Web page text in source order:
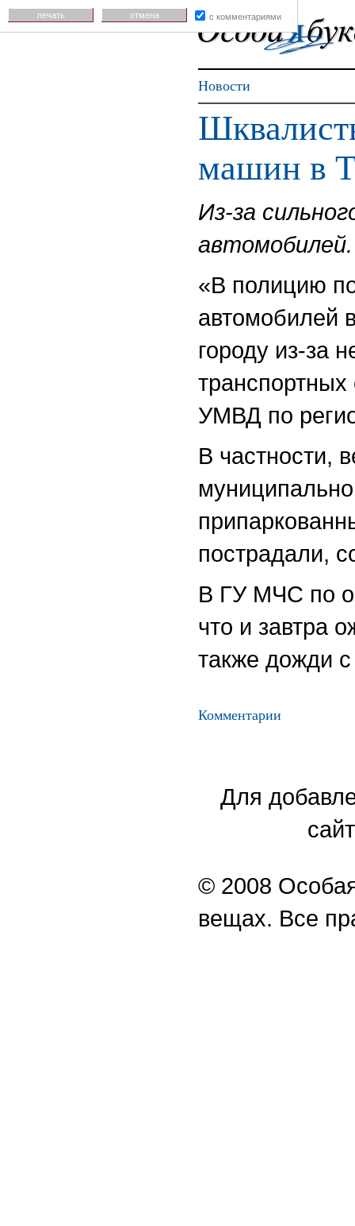
Новости
машин в
Из-за
автомобилей.
«В полицию
автомобилей
городу из-за
УМВД по
В частности,
пострадали,
В ГУ МЧС по
что и завтра
также дожди
Комментарии
Для
© 2008
вещах. Все
печать отмена с комментариями